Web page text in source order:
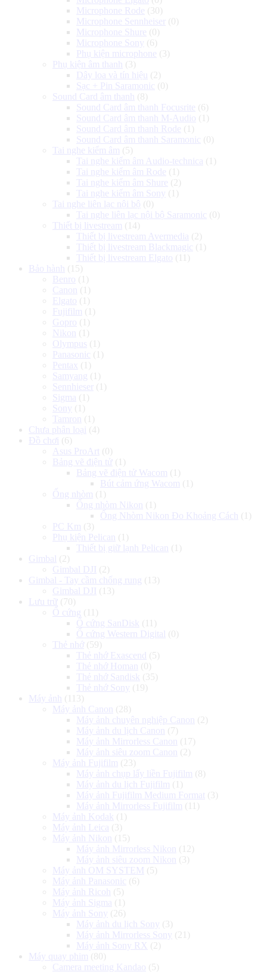
Microphone Rode (30)
Microphone Sennheiser
(0)
Microphone Shure (0)
Microphone Sony (6)
Phụ kiện microphone (3)
Phụ kiện âm thanh
(3)
Dây loa và tín hiệu
(2)
Sạc + Pin Saramonic (0)
Sound Card âm thanh
(8)
Sound Card âm thanh Focusrite (6)
Sound Card âm thanh M-Audio (1)
Sound Card âm thanh Rode (1)
Sound Card âm thanh Saramonic (0)
Tai nghe kiểm âm (5)
Tai nghe kiểm âm Audio-technica (1)
Tai nghe kiểm âm Rode (1)
Tai nghe kiểm âm Shure (2)
Tai nghe kiểm âm Sony (1)
Tai nghe liên lạc nội bộ (0)
Tai nghe liên lạc nội bộ Saramonic (0)
Thiết bị livestream (14)
Thiết bị livestream Avermedia (2)
Thiết bị livestream Blackmagic (1)
Thiết bị livestream Elgato (11)
Bảo hành
(15)
Benro (1)
Canon
(1)
Elgato (1)
Fujifilm (1)
Gopro (1)
Nikon
(1)
Olympus (1)
Panasonic (1)
Pentax (1)
Samyang (1)
Sennhieser
(1)
Sigma (1)
Sony (1)
Tamron
(1)
Chưa phân loại (4)
Đồ chơi (6)
Asus ProArt (0)
Bảng vẽ điện tử (1)
Bảng vẽ điện tử Wacom (1)
Bút cảm ứng Wacom (1)
Ống nhòm (1)
Ống nhòm Nikon
(1)
Ống Nhòm Nikon Đo Khoảng Cách
(1)
PC Km (3)
Phụ kiện Pelican
(1)
Thiết bị giữ lạnh Pelican
(1)
Gimbal (2)
Gimbal DJI (2)
Gimbal - Tay cầm chống rung (13)
Gimbal DJI (13)
Lưu trữ (70)
Ổ cứng (11)
Ổ cứng SanDisk (11)
Ổ cứng Western Digital (0)
Thẻ nhớ (59)
Thẻ nhớ Exascend
(5)
Thẻ nhớ Homan
(0)
Thẻ nhớ Sandisk (35)
Thẻ nhớ Sony (19)
Máy ảnh
(113)
Máy ảnh Canon
(28)
Máy ảnh chuyên nghiệp Canon
(2)
Máy ảnh du lịch Canon
(7)
Máy ảnh Mirrorless Canon
(17)
Máy ảnh siêu zoom Canon
(2)
Máy ảnh Fujifilm (23)
Máy ảnh chụp lấy liền Fujifilm (8)
Máy ảnh du lịch Fujifilm (1)
Máy ảnh Fujifilm Medium Format (3)
Máy ảnh Mirrorless Fujifilm (11)
Máy ảnh Kodak (1)
Máy ảnh Leica (3)
Máy ảnh Nikon
(15)
Máy ảnh Mirrorless Nikon
(12)
Máy ảnh siêu zoom Nikon
(3)
Máy ảnh OM SYSTEM (5)
Máy ảnh Panasonic (6)
Máy ảnh Ricoh
(5)
Máy ảnh Sigma (1)
Máy ảnh Sony (26)
Máy ảnh du lịch Sony (3)
Máy ảnh Mirrorless Sony (21)
Máy ảnh Sony RX (2)
Máy quay phim (80)
Camera meeting Kandao (5)